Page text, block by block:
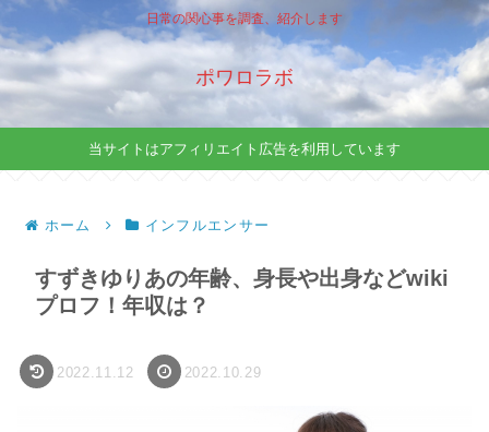
日常の関心事を調査、紹介します
ポワロラボ
当サイトはアフィリエイト広告を利用しています
ホーム インフルエンサー
すずきゆりあの年齢、身長や出身などwiki
プロフ！年収は？
2022.11.12 2022.10.29